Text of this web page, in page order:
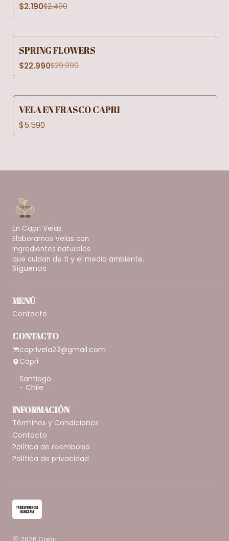
$2.190$2.490
-23% OFF
SPRING FLOWERS
$22.990$29.990
VELA EN FRASCO CAPRI
$5.590
En Capri Velas
Elaboramos Velas con
ingredientes naturales
que cuidan de ti y el medio ambiente.
Síguenos
MENÚ
Contacto
CONTACTO
caprivela23@gmail.com
Capri
Santiago
- Chile
INFORMACIÓN
Términos y Condiciones
Contacto
Política de reembolso
Política de privacidad
2026 Capri.